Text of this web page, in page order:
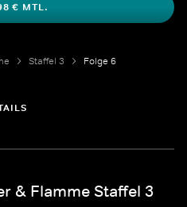
€ MTL.
Staffel 3 Folge 6
& Flamme Staffel 3